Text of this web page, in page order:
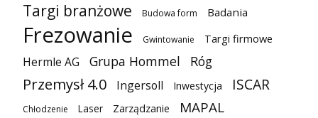
Targi branżowe Budowa form Badania
Frezowanie Gwintowanie Targi firmowe
Hermle AG Grupa Hommel Róg
Przemysł 4.0 Ingersoll Inwestycja ISCAR
Chłodzenie Laser Zarządzanie MAPAL